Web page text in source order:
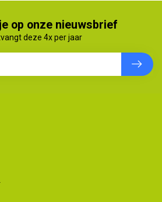
op onze nieuwsbrief
deze 4x per jaar